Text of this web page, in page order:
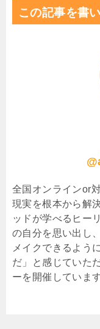
この記事を書
全国オンラインor
現実を根本から解
ッドが学べるヒー
の自分を思い出し
メイクできるよう
だ」と感じていた
ーを開催しています